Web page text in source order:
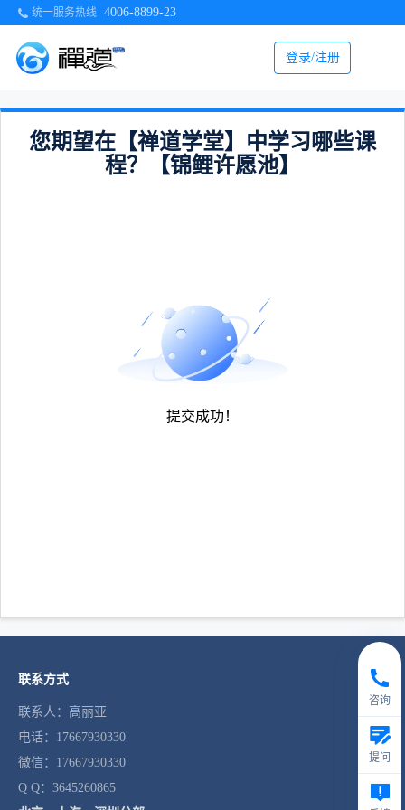
统一服务热线 4006-8899-23
登录/注册
您期望在【禅道学堂】中学习哪些课
程？【锦鲤许愿池】
提交成功！
联系方式
联系人：高丽亚
电话：17667930330
微信：17667930330
Q Q：3645260865
咨询
提问